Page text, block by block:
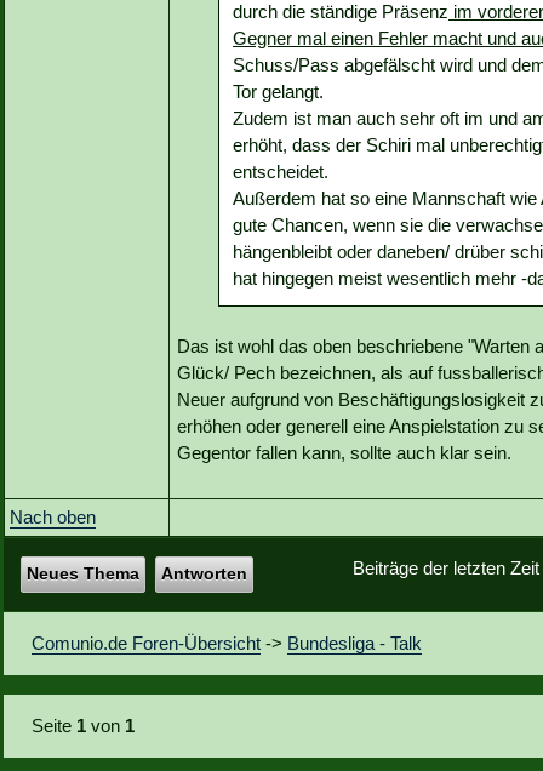
durch die ständige Präsenz im
Gegner mal einen Fehler macht und
Schuss/Pass abgefälscht wird und
Tor gelangt.
Zudem ist man auch sehr oft im und
erhöht, dass der Schiri mal
entscheidet.
Außerdem hat so eine Mannschaft
gute Chancen, wenn sie die
hängenbleibt oder daneben/ drüber
hat hingegen meist wesentlich mehr -
Das ist wohl das oben beschriebene "Warten
Glück/ Pech bezeichnen, als auf
Neuer aufgrund von Beschäftigungslosigkeit
erhöhen oder generell eine Anspielstation zu
Gegentor fallen kann, sollte auch klar sein.
Nach oben
Beiträge der letzten
Neues Thema Antworten
Comunio.de Foren-Übersicht -> Bundesliga - Talk
Seite 1 von 1